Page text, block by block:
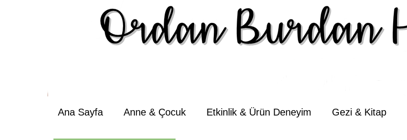
Ana Sayfa Anne & Çocuk Etkinlik & Ürün Deneyim Gezi & Kitap